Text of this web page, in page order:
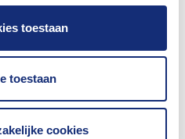
toestaan
toestaan
cookies
samen een belangrijke
nu weer een volgende